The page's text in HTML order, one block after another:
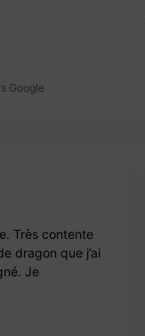
Google
Très contente
dragon que j’ai
Je